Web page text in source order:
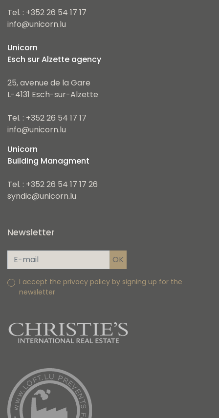
Tel. : +352 26 54 17 17
info@unicorn.lu
Unicorn
Esch sur Alzette agency
25, avenue de la Gare
L-4131 Esch-sur-Alzette
Tel. : +352 26 54 17 17
info@unicorn.lu
Unicorn
Building Managment
Tel. : +352 26 54 17 17 26
syndic@unicorn.lu
Newsletter
I accept the privacy policy by signing up for the
newsletter